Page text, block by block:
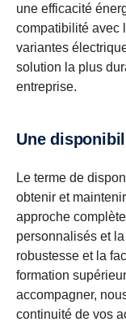
une efficacité
compatibilité avec
variantes
solution la plus
entreprise.
Une
Le terme de
obtenir et
approche
personnalisés et
robustesse et la
formation
accompagner,
continuité de vos